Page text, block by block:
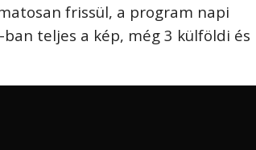
frissül, a program napi
teljes a kép, még 3 külföldi és